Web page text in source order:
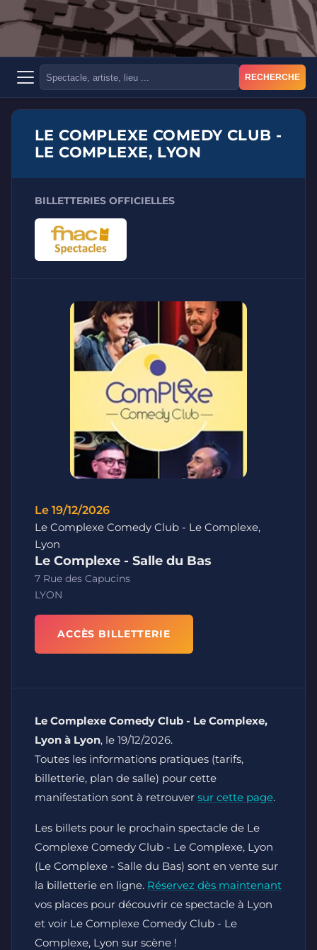
RECHERCHE
LE COMPLEXE COMEDY CLUB -
LE COMPLEXE, LYON
BILLETTERIES OFFICIELLES
Le 19/12/2026
Le Complexe Comedy Club - Le Complexe,
Lyon
Le Complexe - Salle du Bas
7 Rue des Capucins
LYON
ACCÈS BILLETTERIE
Le Complexe Comedy Club - Le Complexe,
Lyon à Lyon, le 19/12/2026.
Toutes les informations pratiques (tarifs,
billetterie, plan de salle) pour cette
manifestation sont à retrouver sur cette page.
Les billets pour le prochain spectacle de Le
Complexe Comedy Club - Le Complexe, Lyon
(Le Complexe - Salle du Bas) sont en vente sur
la billetterie en ligne. Réservez dès maintenant
vos places pour découvrir ce spectacle à Lyon
et voir Le Complexe Comedy Club - Le
Complexe, Lyon sur scène !